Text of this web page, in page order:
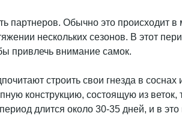
партнеров. Обычно это происходит в
нескольких сезонов. В этот
привлечь внимание самок.
строить свои гнезда в соснах
конструкцию, состоящую из
длится около 30-35 дней, и в